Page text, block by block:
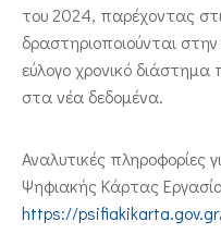
του 2024, παρέχοντας
δραστηριοποιούνται
εύλογο χρονικό
στα νέα δεδομένα.
Αναλυτικές πληροφορίες
Ψηφιακής Κάρτας
https://